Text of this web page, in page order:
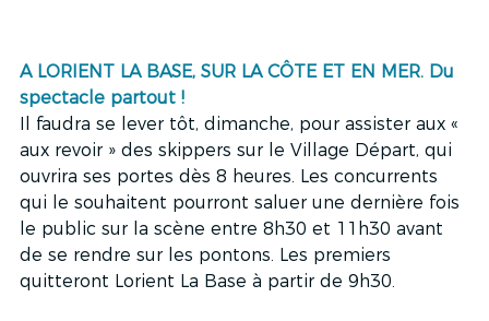
A LORIENT LA BASE, SUR LA CÔTE ET EN MER. Du
spectacle partout !
Il faudra se lever tôt, dimanche, pour assister aux «
aux revoir » des skippers sur le Village Départ, qui
ouvrira ses portes dès 8 heures. Les concurrents
qui le souhaitent pourront saluer une dernière fois
le public sur la scène entre 8h30 et 11h30 avant
de se rendre sur les pontons. Les premiers
quitteront Lorient La Base à partir de 9h30.